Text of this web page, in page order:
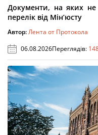
Документи, на яких не
перелік від Мін’юсту
Автор:Лента от Протокола
06.08.2026Переглядів: